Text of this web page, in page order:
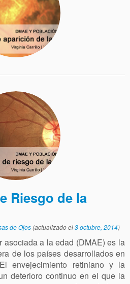
Riesgo de la
de Ojos(actualizado el3 octubre, 2014)
asociada a la edad (DMAE) es la
de los países desarrollados en
envejecimiento retiniano y la
deterioro continuo en el que la